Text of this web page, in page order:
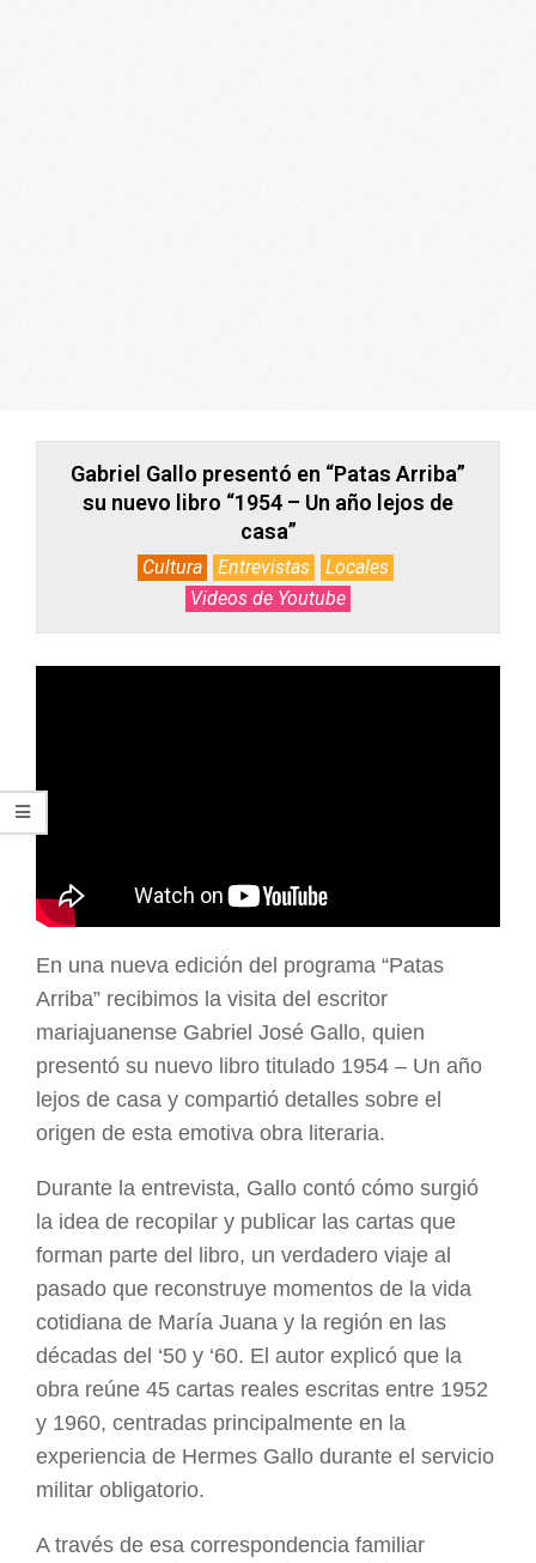
Gabriel Gallo presentó en “Patas Arriba”
su nuevo libro “1954 – Un año lejos de
casa”
Cultura Entrevistas
Locales
Videos de Youtube
En una nueva edición del programa “Patas
Arriba” recibimos la visita del escritor
mariajuanense Gabriel José Gallo, quien
presentó su nuevo libro titulado 1954 – Un año
lejos de casa y compartió detalles sobre el
origen de esta emotiva obra literaria.
Durante la entrevista, Gallo contó cómo surgió
la idea de recopilar y publicar las cartas que
forman parte del libro, un verdadero viaje al
pasado que reconstruye momentos de la vida
cotidiana de María Juana y la región en las
décadas del ‘50 y ‘60. El autor explicó que la
obra reúne 45 cartas reales escritas entre 1952
y 1960, centradas principalmente en la
experiencia de Hermes Gallo durante el servicio
militar obligatorio.
A través de esa correspondencia familiar